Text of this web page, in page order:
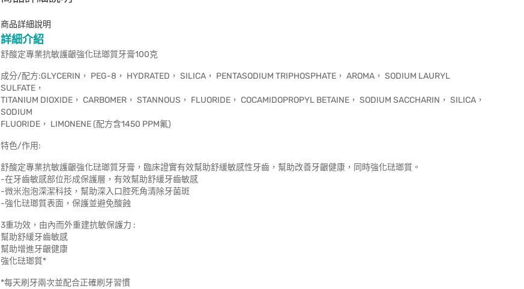
商品詳細說明
詳細介紹
舒酸定專業抗敏護齦強化琺瑯質牙膏100克
成分/配方:GLYCERIN， PEG-8， HYDRATED， SILICA， PENTASODIUM TRIPHOSPHATE， AROMA， SODIUM LAURYL
SULFATE，
TITANIUM DIOXIDE， CARBOMER， STANNOUS， FLUORIDE， COCAMIDOPROPYL BETAINE， SODIUM SACCHARIN， SILICA，
SODIUM
FLUORIDE， LIMONENE (配方含1450 PPM氟)
特色/作用:
舒酸定專業抗敏護齦強化琺瑯質牙膏，臨床證實有效幫助舒緩敏感性牙齒，幫助改善牙齦健康，同時強化琺瑯質。
-在牙齒敏感部位形成保護層，有效幫助舒緩牙齒敏感
-微米泡泡深潔科技，幫助深入口腔死角清除牙菌斑
-強化琺瑯質表面，保護並避免酸蝕
3重功效，由內而外重建抗敏保護力 :
幫助舒緩牙齒敏感
幫助增進牙齦健康
強化琺瑯質*
*每天刷牙兩次並配合正確刷牙習慣